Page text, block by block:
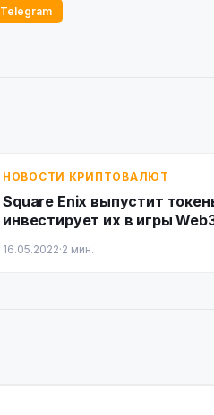
Telegram
НОВОСТИ КРИПТОВАЛЮТ
Square Enix выпустит
инвестирует их в игры
16.05.2022·2 мин.